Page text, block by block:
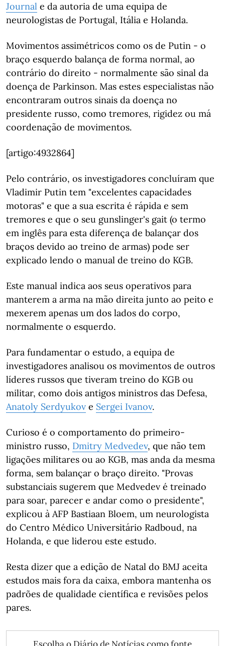
Journal e da autoria de uma equipa de
neurologistas de Portugal, Itália e Holanda.
Movimentos assimétricos como os de Putin - o
braço esquerdo balança de forma normal, ao
contrário do direito - normalmente são sinal da
doença de Parkinson. Mas estes especialistas não
encontraram outros sinais da doença no
presidente russo, como tremores, rigidez ou má
coordenação de movimentos.
[artigo:4932864]
Pelo contrário, os investigadores concluíram que
Vladimir Putin tem "excelentes capacidades
motoras" e que a sua escrita é rápida e sem
tremores e que o seu gunslinger's gait (o termo
em inglês para esta diferença de balançar dos
braços devido ao treino de armas) pode ser
explicado lendo o manual de treino do KGB.
Este manual indica aos seus operativos para
manterem a arma na mão direita junto ao peito e
mexerem apenas um dos lados do corpo,
normalmente o esquerdo.
Para fundamentar o estudo, a equipa de
investigadores analisou os movimentos de outros
líderes russos que tiveram treino do KGB ou
militar, como dois antigos ministros das Defesa,
Anatoly Serdyukov e Sergei Ivanov.
Curioso é o comportamento do primeiro-
ministro russo, Dmitry Medvedev, que não tem
ligações militares ou ao KGB, mas anda da mesma
forma, sem balançar o braço direito. "Provas
substanciais sugerem que Medvedev é treinado
para soar, parecer e andar como o presidente",
explicou à AFP Bastiaan Bloem, um neurologista
do Centro Médico Universitário Radboud, na
Holanda, e que liderou este estudo.
Resta dizer que a edição de Natal do BMJ aceita
estudos mais fora da caixa, embora mantenha os
padrões de qualidade científica e revisões pelos
pares.